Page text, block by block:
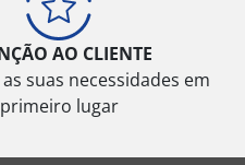
AO CLIENTE
suas necessidades em
primeiro lugar